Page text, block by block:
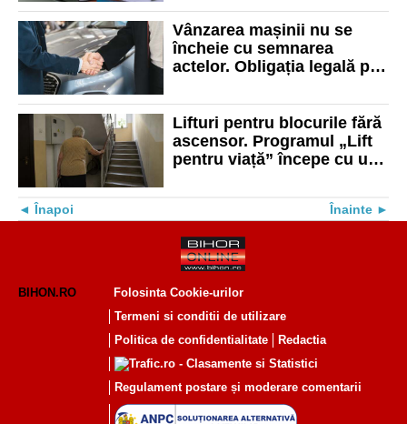
siguranță
Vânzarea mașinii nu se
încheie cu semnarea
actelor. Obligația legală pe
Lifturi pentru blocurile fără
ascensor. Programul „Lift
pentru viață” începe cu un
Înapoi Înainte
BIHON.RO
Folosinta Cookie-urilor
Termeni si conditii de utilizare
Politica de confidentialitate
Redactia
Regulament postare și moderare comentarii